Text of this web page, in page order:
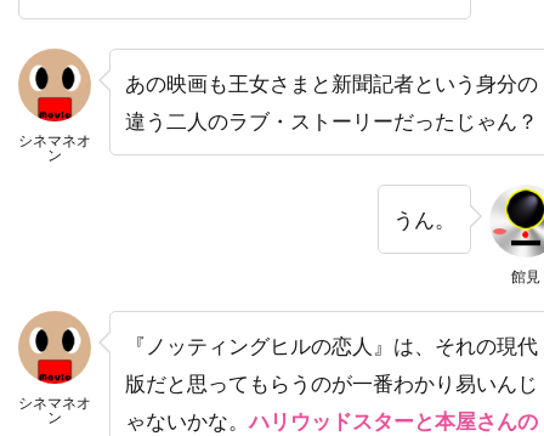
トラヴィス・アダム・ライト
トリート・ウィリアムズ
トリーヌ・ディルホム
トルネード・フィルム
トルーディ・スタイラー
トレヴァー・ジョーンズ
トーマス・G・ウェイツ
トーマス・M・ハーメル
トーマス・アラナ
トーマス・アルフレッドソン
トーマス・キニーリー
トーマス・コパッチ
シネマネオ
ン
あの映画も王女さまと新聞記者という身分の
違う二人のラブ・ストーリーだったじゃん？
館見
うん。
シネマネオ
ン
『ノッティングヒルの恋人』は、それの現代
版だと思ってもらうのが一番わかり易いんじ
ゃないかな。ハリウッドスターと本屋さんの